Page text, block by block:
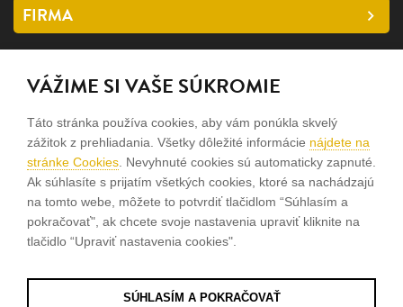
FIRMA
SLEDUJTE NÁS
facebook
instagram
Sme rodinná firma a zameriavame sa na predaj hodiniek a
šperkov od roku 1994.
Pozrite sa na naše ďaľšie web stránky.
VÁŽIME SI VAŠE SÚKROMIE
Táto stránka používa cookies, aby vám ponúkla skvelý
zážitok z prehliadania. Všetky dôležité informácie nájdete na
stránke Cookies . Nevyhnuté cookies sú automaticky zapnuté.
Ak súhlasíte s prijatím všetkých cookies, ktoré sa nachádzajú
na tomto webe, môžete to potvrdiť tlačidlom “Súhlasím a
pokračovať", ak chcete svoje nastavenia upraviť kliknite na
tlačidlo “Upraviť nastavenia cookies".
SÚHLASÍM A POKRAČOVAŤ